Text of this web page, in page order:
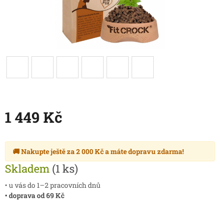
1 449 Kč
cena:
🚚 Nakupte ještě za2 000 Kča mátedopravu zdarma!
Skladem (1 ks)
• u vás do 1–2 pracovních dnů
• doprava od 69 Kč